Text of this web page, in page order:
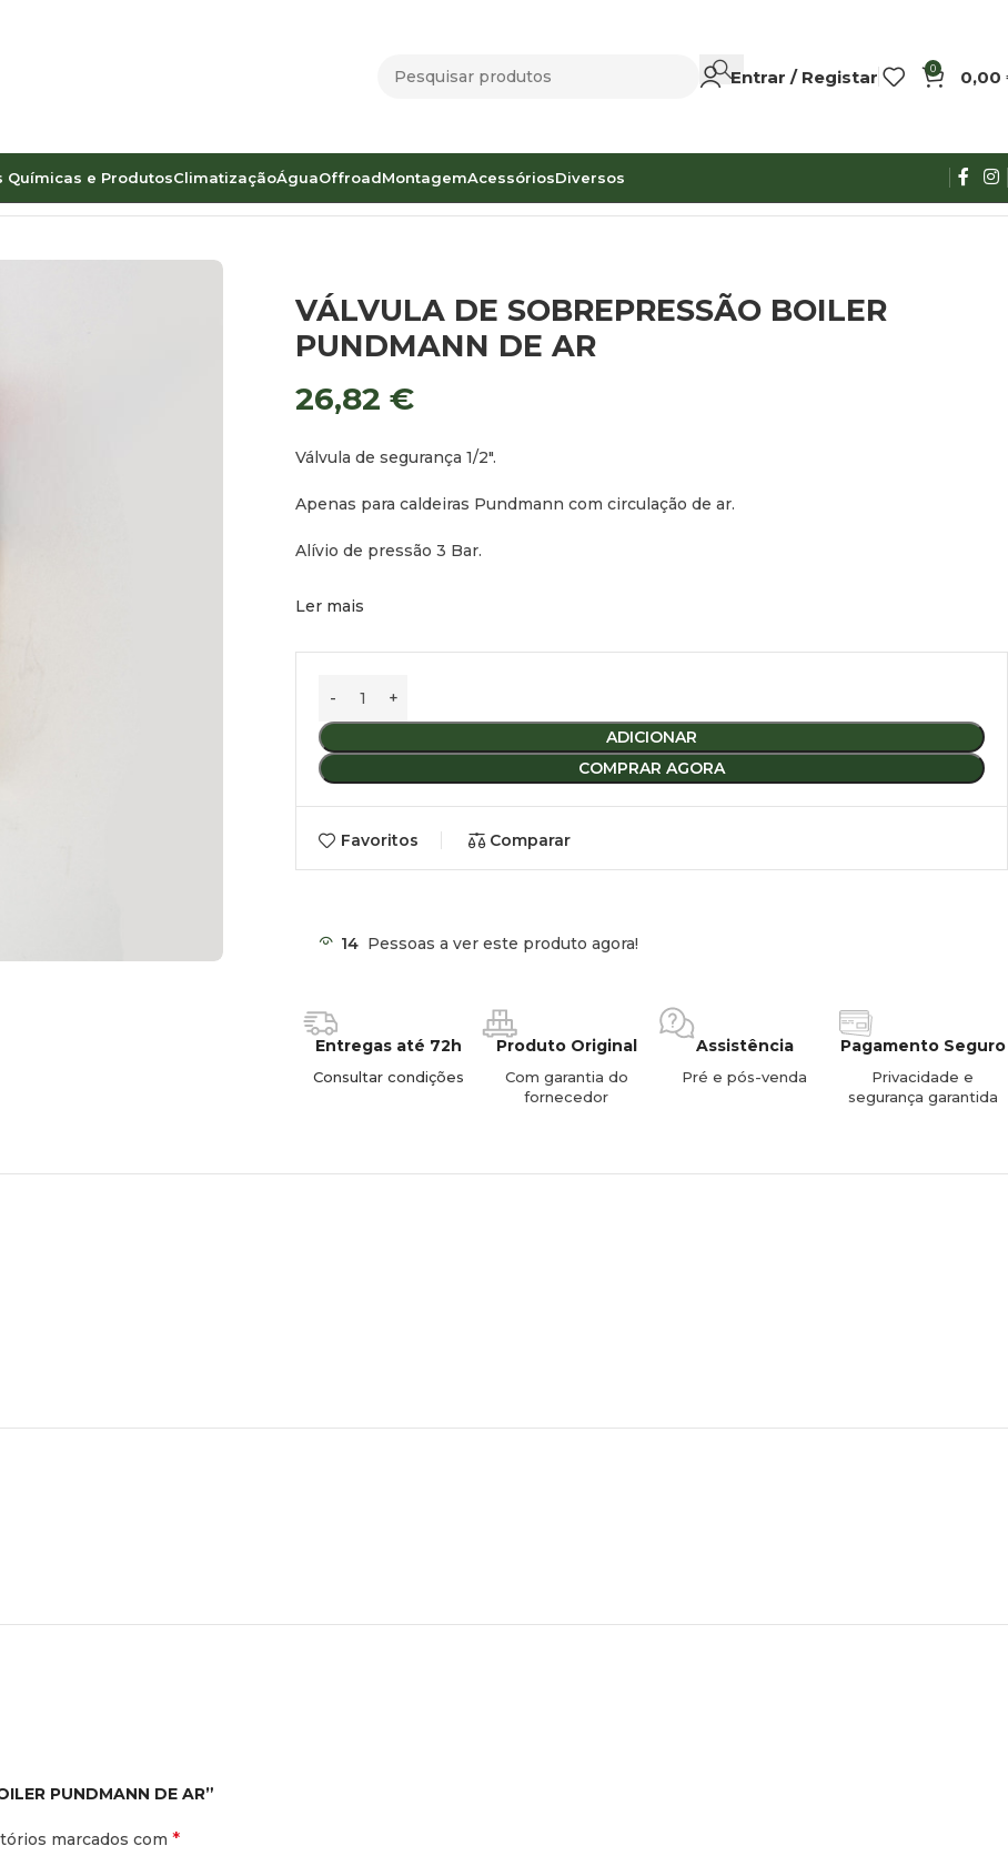
Entrar / Registar 0 0,00
Químicas e ProdutosClimatizaçãoÁguaOffroadMontagemAcessóriosDiversos
BOILER PUNDMANN DE AR
VÁLVULA DE SOBREPRESSÃO BOILER
PUNDMANN DE AR
26,82 €
Válvula de segurança 1/2″.
Apenas para caldeiras Pundmann com circulação de ar.
Alívio de pressão 3 Bar.
Ler mais
ADICIONAR
COMPRAR AGORA
Favoritos Comparar
14 Pessoas a ver este produto agora!
Entregas até 72h
Consultar condições
Produto Original
Com garantia do
fornecedor
Assistência
Pré e pós-venda
Pagamento Seguro
Privacidade e
segurança garantida
PUNDMANN DE AR”
marcados com *